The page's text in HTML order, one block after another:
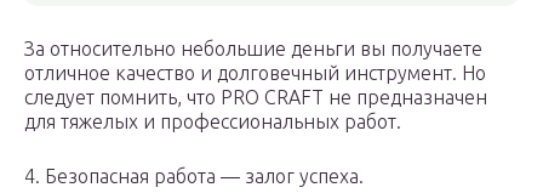
За относительно небольшие деньги вы получаете
отличное качество и долговечный инструмент. Но
следует помнить, что PRO CRAFT не предназначен
для тяжелых и профессиональных работ.
4. Безопасная работа — залог успеха.